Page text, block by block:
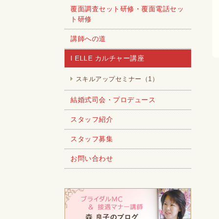
覆面調査セット研修・覆面電話セッ
ト研修
講師への道
I ELLE カルチャー講座
スキルアップセミナー（1）
結婚式司会・プロデュース
スタッフ紹介
スタッフ募集
お問い合わせ